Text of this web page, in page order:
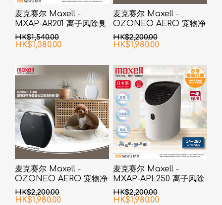
麦克赛尔 Maxell -
MXAP-AR201 离子风除臭
抗菌机 银色
HK$1,540.00
HK$1,380.00
麦克赛尔 Maxell -
OZONEO AERO 宠物净
味除菌座台空气清新机
MXAP-AE270 白色
HK$2,200.00
HK$1,980.00
麦克赛尔 Maxell -
OZONEO AERO 宠物净
味除菌座台空气清新机
MXAP-AE270 黑色
HK$2,200.00
HK$1,980.00
麦克赛尔 Maxell -
MXAP-APL250 离子风除
臭抗菌机 白色
HK$2,200.00
HK$1,980.00